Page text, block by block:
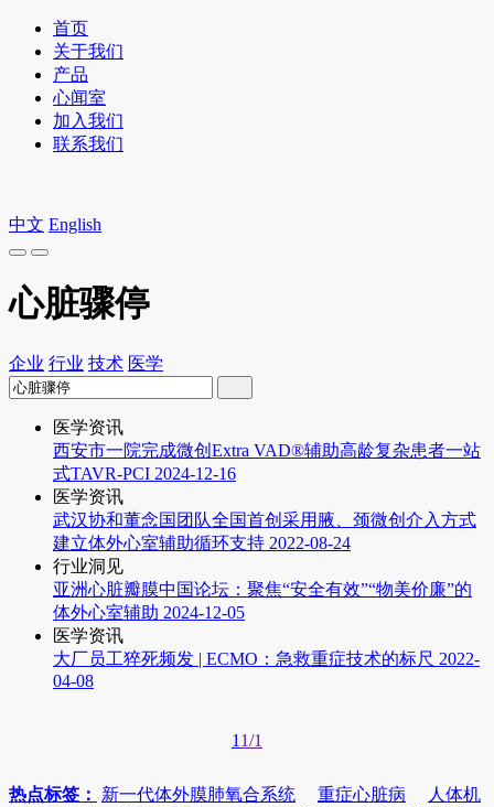
首页
关于我们
产品
心闻室
加入我们
联系我们
中文 English
心脏骤停
企业 行业 技术 医学
医学资讯
西安市一院完成微创Extra VAD®辅助高龄复杂患者一站
式TAVR-PCI 2024-12-16
医学资讯
武汉协和董念国团队全国首创采用腋、颈微创介入方式
建立体外心室辅助循环支持 2022-08-24
行业洞见
亚洲心脏瓣膜中国论坛：聚焦“安全有效”“物美价廉”的
体外心室辅助 2024-12-05
医学资讯
大厂员工猝死频发 | ECMO：急救重症技术的标尺 2022-
04-08
1 1/1
热点标签： 新一代体外膜肺氧合系统 重症心脏病
人体机